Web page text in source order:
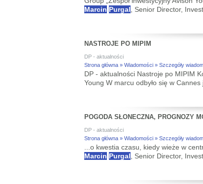
Marcin Purgal , Senior Director,
NASTROJE PO MIPIM
DP - aktualności
Strona główna » Wiadomości » Szczegóły
DP - aktualności Nastroje po MIPIM
Young W marcu odbyło się w Cannes
POGODA SŁONECZNA, PROGNOZY
DP - aktualności
Strona główna » Wiadomości » Szczegóły
...o kwestia czasu, kiedy wieże w
Marcin Purgal , Senior Director,